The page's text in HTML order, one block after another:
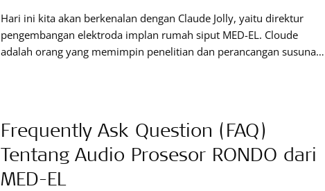
Hari ini kita akan berkenalan dengan Claude Jolly, yaitu direktur
pengembangan elektroda implan rumah siput MED-EL. Cloude
adalah orang yang memimpin penelitian dan perancangan susunan
Frequently Ask Question (FAQ)
Tentang Audio Prosesor RONDO dari
MED-EL